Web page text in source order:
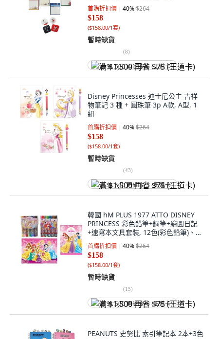
首購折扣價 40%$264
$158
($158.00/1套)
暫時缺貨
(8)
满 $1,500 再省 $75 (王道卡)
Disney Princesses 迪士尼公主 吉祥
物筆記 3 種 + 圓珠筆 3p A款, A型, 1
組
首購折扣價 40%$264
$158
($158.00/1套)
暫時缺貨
(43)
满 $1,500 再省 $75 (王道卡)
韓國 hM PLUS 1977 ATTO DISNEY
PRINCESS 彩色鉛筆+鋼筆+繪圖日記
+速寫本文具套裝, 12色(彩色鉛筆)、12
色(簽字筆)、顏色隨機(寫生本), 1組
首購折扣價 40%$264
$158
($158.00/1套)
暫時缺貨
(15)
满 $1,500 再省 $75 (王道卡)
PEANUTS 史努比 索引筆記本 2本+3色